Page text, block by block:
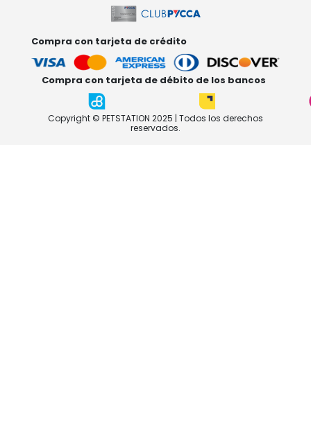
Compra con tarjeta de crédito
Compra con tarjeta de débito de los bancos
Copyright © PETSTATION 2025 | Todos los derechos
reservados.